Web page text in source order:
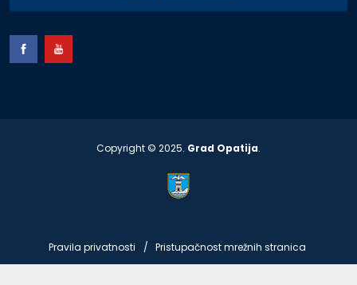
Copyright © 2025. Grad Opatija.
Pravila privatnosti Pristupačnost mrežnih stranica